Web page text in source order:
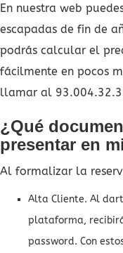
En nuestra web
escapadas de fin de
podrás calcular el
fácilmente en pocos
llamar al
¿Qué
presentar en
Al formalizar la
Alta Cliente. Al
plataforma,
password. Con